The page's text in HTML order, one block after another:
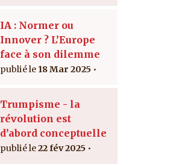
IA : Normer ou
Innover ? L’Europe
face à son dilemme
18 Mar 2025
Trumpisme - la
révolution est
d’abord conceptuelle
22 fév 2025